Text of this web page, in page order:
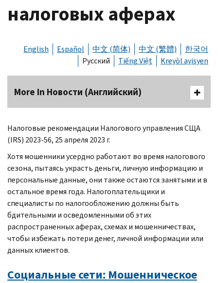
налоговых аферах
English Español 中文 (简体) 中文 (繁體)
한국어
Русский
Tiếng Việt Kreyòl ayisyen
More In Новости (Английский)
Налоговые рекомендации Налогового управления СЩА
(IRS) 2023-56, 25 апреля 2023 г.
Хотя мошенники усердно работают во время налогового
сезона, пытаясь украсть деньги, личную информацию и
персональные данные, они также остаются занятыми и в
остальное время года. Налогоплательщики и
специалисты по налогообложению должны быть
бдительными и осведомленными об этих
распространенных аферах, схемах и мошенничествах,
чтобы избежать потери денег, личной информации или
данных клиентов.
Социальные сети: Мошенническое